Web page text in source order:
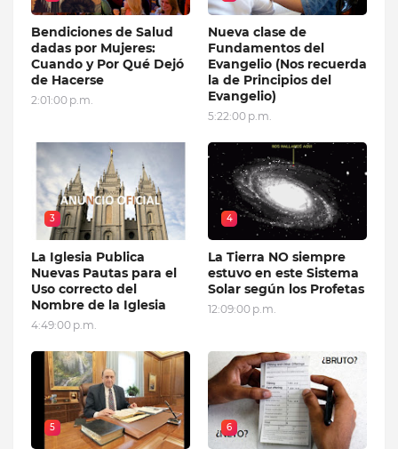
Bendiciones de Salud
dadas por Mujeres:
Cuando y Por Qué Dejó
de Hacerse
2:01:00 p.m.
Nueva clase de
Fundamentos del
Evangelio (Nos recuerda
la de Principios del
Evangelio)
5:22:00 p.m.
3
La Iglesia Publica
Nuevas Pautas para el
Uso correcto del
Nombre de la Iglesia
4:49:00 p.m.
4
La Tierra NO siempre
estuvo en este Sistema
Solar según los Profetas
12:09:00 p.m.
5 6